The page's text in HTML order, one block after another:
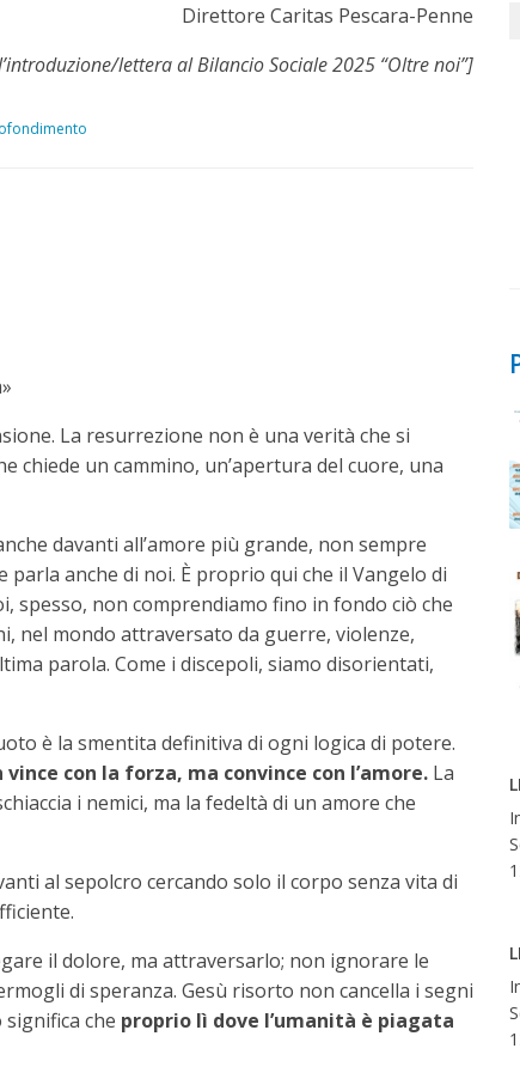
Direttore Caritas Pescara-Penne
lettera al Bilancio Sociale 2025 “Oltre noi”]
La resurrezione non è una verità che si
chiede un cammino, un’apertura del cuore, una
davanti all’amore più grande, non sempre
anche di noi. È proprio qui che il Vangelo di
spesso, non comprendiamo fino in fondo ciò che
nel mondo attraversato da guerre, violenze,
parola. Come i discepoli, siamo disorientati,
è la smentita definitiva di ogni logica di potere.
vince con la forza, ma convince con l’amore. La
i nemici, ma la fedeltà di un amore che
al sepolcro cercando solo il corpo senza vita di
il dolore, ma attraversarlo; non ignorare le
di speranza. Gesù risorto non cancella i segni
che proprio lì dove l’umanità è piagata